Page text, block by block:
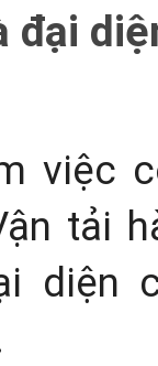
đại
việc
tải
diện